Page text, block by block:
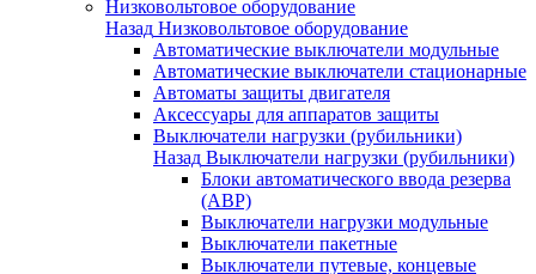
Низковольтовое оборудование
Назад Низковольтовое оборудование
Автоматические выключатели модульные
Автоматические выключатели стационарные
Автоматы защиты двигателя
Аксессуары для аппаратов защиты
Выключатели нагрузки (рубильники)
Назад Выключатели нагрузки (рубильники)
Блоки автоматического ввода резерва
(АВР)
Выключатели нагрузки модульные
Выключатели пакетные
Выключатели путевые, концевые